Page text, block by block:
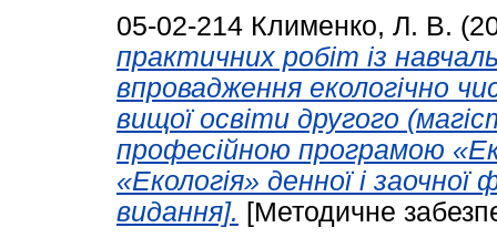
05-02-214 Клименко, Л. В.
практичних робіт із
впровадження екологічно
вищої освіти другого
професійною програмою
«Екологія» денної і
видання]. [Методичне